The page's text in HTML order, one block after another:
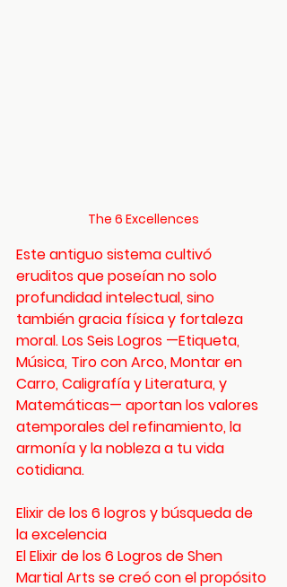
The 6 Excellences
Este antiguo sistema cultivó
eruditos que poseían no solo
profundidad intelectual, sino
también gracia física y fortaleza
moral. Los Seis Logros —Etiqueta,
Música, Tiro con Arco, Montar en
Carro, Caligrafía y Literatura, y
Matemáticas— aportan los valores
atemporales del refinamiento, la
armonía y la nobleza a tu vida
cotidiana.
Elixir de los 6 logros y búsqueda de
la excelencia
El Elixir de los 6 Logros de Shen
Martial Arts se creó con el propósito